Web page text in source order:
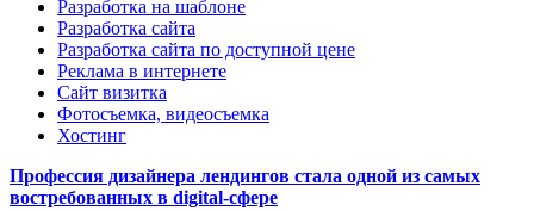
Разработка на шаблоне
Разработка сайта
Разработка сайта по доступной цене
Реклама в интернете
Сайт визитка
Фотосъемка, видеосъемка
Хостинг
Профессия дизайнера лендингов стала одной из самых
востребованных в digital-сфере